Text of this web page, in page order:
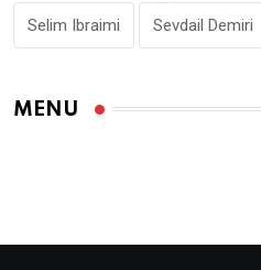
Selim Ibraimi Sevdail Demiri
MENU